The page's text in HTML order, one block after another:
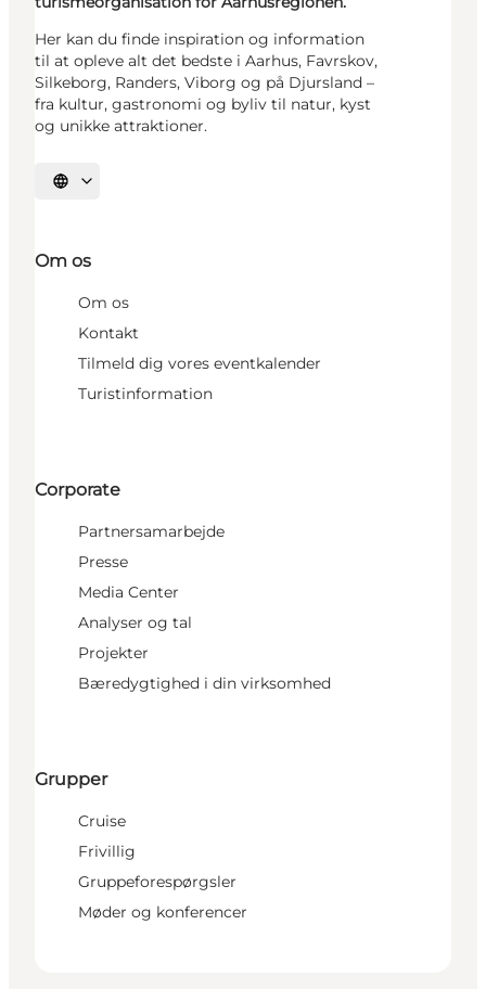
Her kan du finde inspiration og information
til at opleve alt det bedste i Aarhus, Favrskov,
Silkeborg, Randers, Viborg og på Djursland –
fra kultur, gastronomi og byliv til natur, kyst
og unikke attraktioner.
Vælg sprog
Om os
Om os
Kontakt
Tilmeld dig vores eventkalender
Turistinformation
Corporate
Partnersamarbejde
Presse
Media Center
Analyser og tal
Projekter
Bæredygtighed i din virksomhed
Grupper
Cruise
Frivillig
Gruppeforespørgsler
Møder og konferencer